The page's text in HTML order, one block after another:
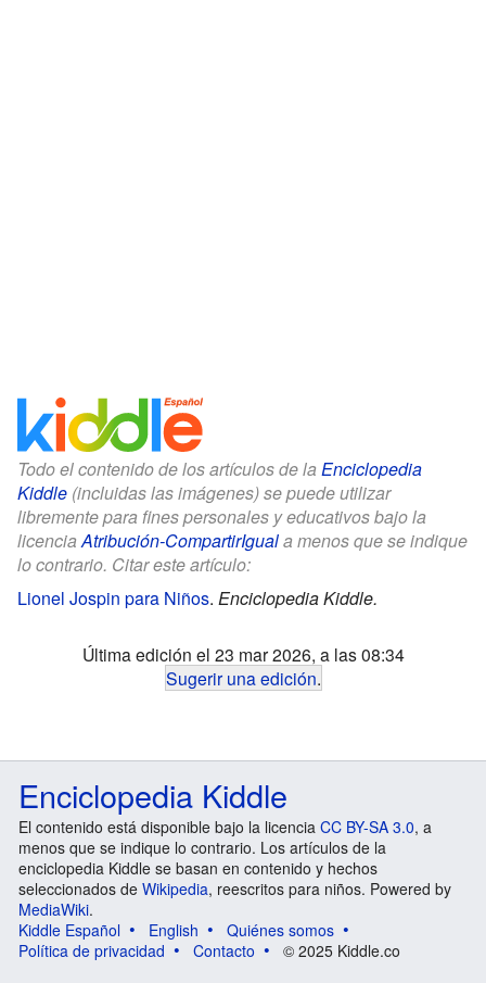
Todo el contenido de los artículos de la Enciclopedia
Kiddle (incluidas las imágenes) se puede utilizar
libremente para fines personales y educativos bajo la
licenciaAtribución-CompartirIguala menos que se indique
lo contrario. Citar este artículo:
Lionel Jospin para Niños. Enciclopedia Kiddle.
Última edición el 23 mar 2026, a las 08:34
Sugerir una edición.
Enciclopedia Kiddle
El contenido está disponible bajo la licencia CC BY-SA 3.0, a
menos que se indique lo contrario. Los artículos de la
enciclopedia Kiddle se basan en contenido y hechos
seleccionados de Wikipedia, reescritos para niños. Powered by
MediaWiki.
Kiddle Español
English
Quiénes somos
Política de privacidad
Contacto © 2025 Kiddle.co